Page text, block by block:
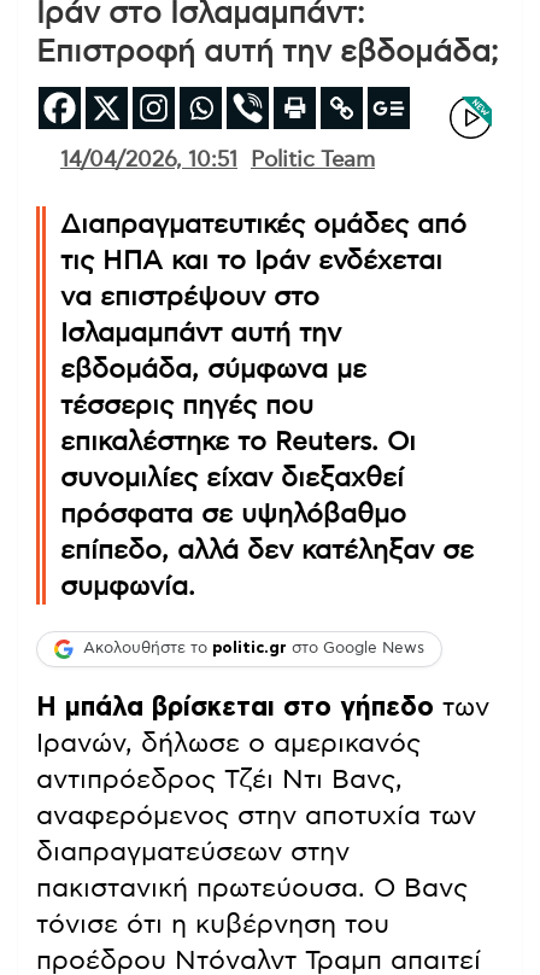
Ιράν στο Ισλαμαμπάντ:
Επιστροφή αυτή την εβδομάδα;
14/04/2026, 10:51 Politic Team
Διαπραγματευτικές ομάδες από
τις ΗΠΑ και το Ιράν ενδέχεται
να επιστρέψουν στο
Ισλαμαμπάντ αυτή την
εβδομάδα, σύμφωνα με
τέσσερις πηγές που
επικαλέστηκε το Reuters. Οι
συνομιλίες είχαν διεξαχθεί
πρόσφατα σε υψηλόβαθμο
επίπεδο, αλλά δεν κατέληξαν σε
συμφωνία.
Ακολουθήστε το politic.gr στο Google News
Η μπάλα βρίσκεται στο γήπεδο των
Ιρανών, δήλωσε ο αμερικανός
αντιπρόεδρος Τζέι Ντι Βανς,
αναφερόμενος στην αποτυχία των
διαπραγματεύσεων στην
πακιστανική πρωτεύουσα. Ο Βανς
τόνισε ότι η κυβέρνηση του
προέδρου Ντόναλντ Τραμπ απαιτεί